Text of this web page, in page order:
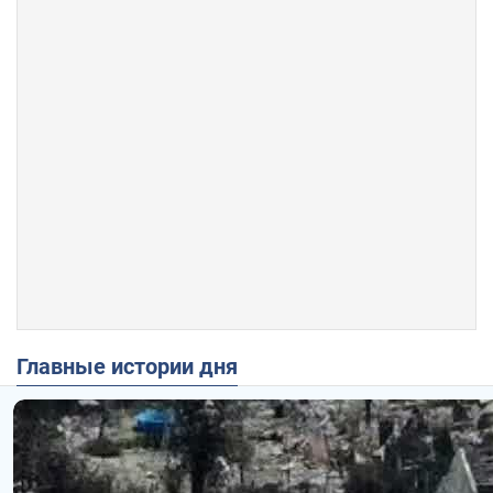
Главные истории дня